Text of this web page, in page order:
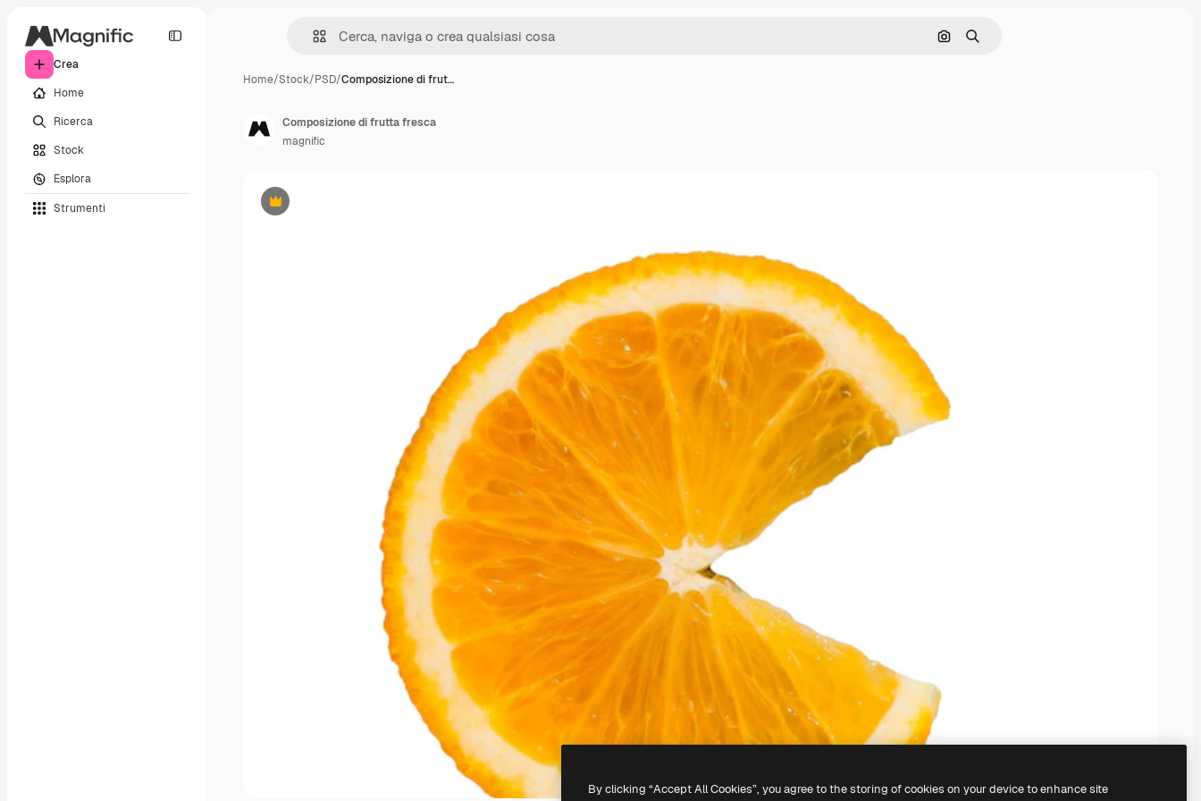
Crea
Home
Ricerca
Stock
Esplora
Strumenti
Cerca per immagine
Ricerca
Home/Stock/PSD/Composizione di frut…
Premium
Composizione di frutta fresca
magnific
By clicking “Accept All Cookies”, you agree to the storing of cookies on your device to enhance site